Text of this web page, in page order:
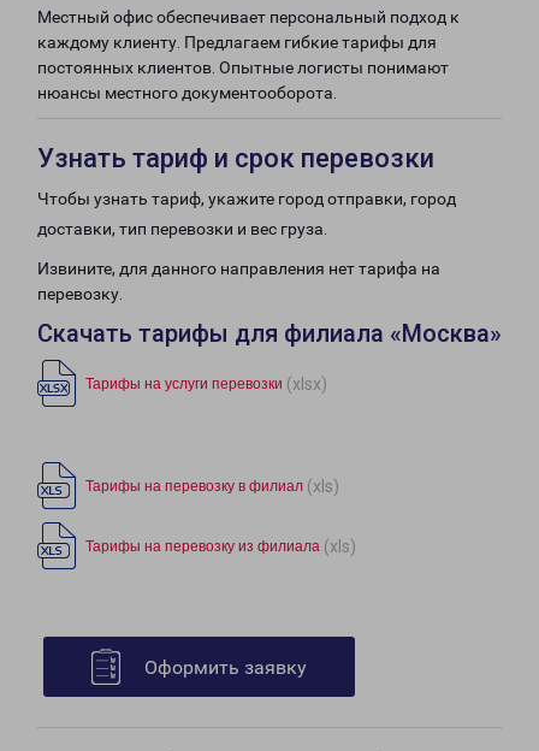
Местный офис обеспечивает персональный подход к
каждому клиенту. Предлагаем гибкие тарифы для
постоянных клиентов. Опытные логисты понимают
нюансы местного документооборота.
Узнать тариф и срок перевозки
Чтобы узнать тариф, укажите город отправки, город
доставки, тип перевозки и вес груза.
Извините, для данного направления нет тарифа на
перевозку.
Скачать тарифы для филиала «Москва»
Тарифы на услуги перевозки (xlsx)
Тарифы на перевозку в филиал (xls)
Тарифы на перевозку из филиала (xls)
Оформить заявку